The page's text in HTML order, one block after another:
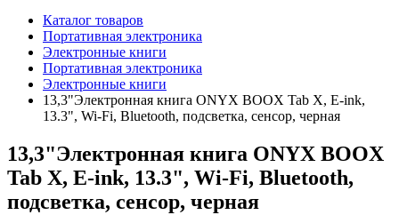
Каталог товаров
Портативная электроника
Электронные книги
Портативная электроника
Электронные книги
13,3"Электронная книга ONYX BOOX Tab X, E-ink,
13.3", Wi-Fi, Bluetooth, подсветка, сенсор, черная
13,3"Электронная книга ONYX BOOX
Tab X, E-ink, 13.3", Wi-Fi, Bluetooth,
подсветка, сенсор, черная